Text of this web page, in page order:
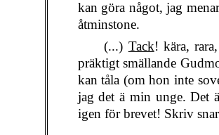
kan göra något, jag
åtminstone.
(...) Tack! kära,
präktigt smällande
kan tåla (om hon inte
jag det ä min unge. Det
igen för brevet! Skriv